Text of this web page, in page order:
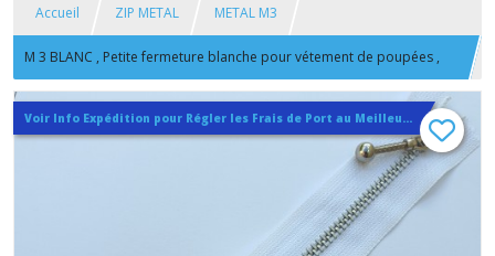
Accueil ZIP METAL METAL M3
M 3 BLANC , Petite fermeture blanche pour vétement de poupées ,
Séparable ou non , Glissiere Fine en Métal Argenté de 4.3 mm
Voir Info Expédition pour Régler les Frais de Port au Meilleur Prix , En haut d'ecran à Droite